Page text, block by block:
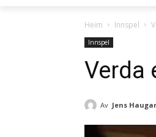
Heim Innspel
Innspel
Verda
Av Jens